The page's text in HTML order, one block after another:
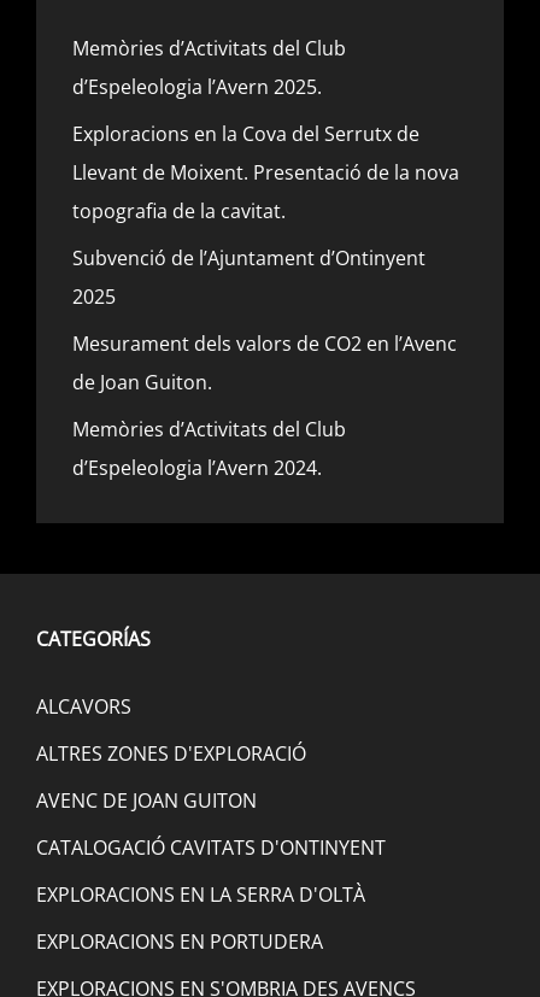
Memòries d’Activitats del Club
d’Espeleologia l’Avern 2025.
Exploracions en la Cova del Serrutx de
Llevant de Moixent. Presentació de la nova
topografia de la cavitat.
Subvenció de l’Ajuntament d’Ontinyent
2025
Mesurament dels valors de CO2 en l’Avenc
de Joan Guiton.
Memòries d’Activitats del Club
d’Espeleologia l’Avern 2024.
CATEGORÍAS
ALCAVORS
ALTRES ZONES D'EXPLORACIÓ
AVENC DE JOAN GUITON
CATALOGACIÓ CAVITATS D'ONTINYENT
EXPLORACIONS EN LA SERRA D'OLTÀ
EXPLORACIONS EN PORTUDERA
EXPLORACIONS EN S'OMBRIA DES AVENCS